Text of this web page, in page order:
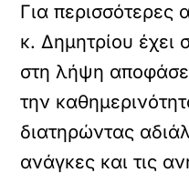
Για περισσότερες
κ. Δημητρίου έχει
στη λήψη
την
διατηρώντας
ανάγκες και τις